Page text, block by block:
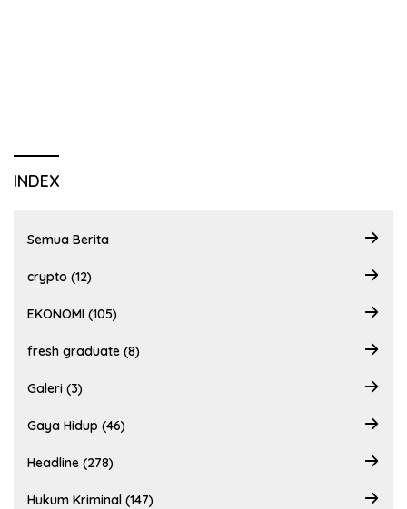
INDEX
Semua Berita
crypto (12)
EKONOMI (105)
fresh graduate (8)
Galeri (3)
Gaya Hidup (46)
Headline (278)
Hukum Kriminal (147)